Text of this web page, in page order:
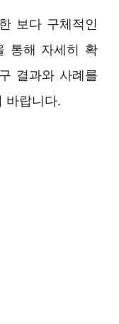
보다 구체적인
통해 자세히 확
결과와 사례를
바랍니다.